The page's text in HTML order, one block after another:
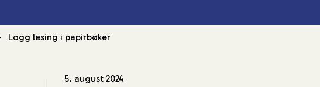
Logg lesing i papirbøker
5. august 2024